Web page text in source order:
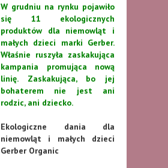
W grudniu na rynku pojawiło
się 11 ekologicznych
produktów dla niemowląt i
małych dzieci marki Gerber.
Właśnie ruszyła zaskakująca
kampania promująca nową
linię. Zaskakująca, bo jej
bohaterem nie jest ani
rodzic, ani dziecko.
Ekologiczne dania dla
niemowląt i małych dzieci
Gerber Organic